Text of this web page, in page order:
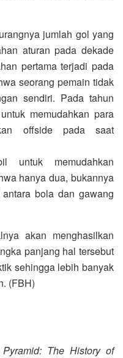
jumlah gol yang
aturan pada dekade
pertama terjadi pada
seorang pemain tidak
sendiri. Pada tahun
memudahkan para
offside pada saat
untuk memudahkan
hanya dua, bukannya
bola dan gawang
akan menghasilkan
panjang hal tersebut
sehingga lebih banyak
(FBH)
The History of